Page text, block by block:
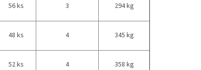
56 ks 3 294 kg
48 ks 4 345 kg
52 ks 4 358 kg